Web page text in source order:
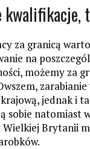
kwalifikacje,
za granicą
na
możemy za
jednak i
sobie natomiast
Brytanii